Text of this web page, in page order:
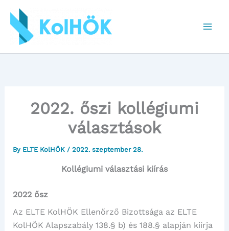
content
2022. őszi kollégiumi
választások
By ELTE KolHÖK / 2022. szeptember 28.
Kollégiumi választási kiírás
2022 ősz
Az ELTE KolHÖK Ellenőrző Bizottsága az ELTE
KolHÖK Alapszabály 138.§ b) és 188.§ alapján kiírja